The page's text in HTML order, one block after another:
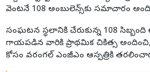
వెంటనే 108 అంబులెన్స్‌కు సమాచారం
సంఘటన స్థలానికి చేరుకున్న 108
గాయపడిన వారికి ప్రాథమిక చికిత్స
కోసం వరంగల్ ఎంజీఎం ఆస్పత్రికి